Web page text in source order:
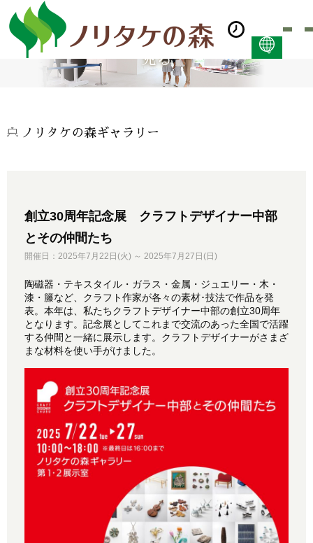
한국어 (PDF:609KB)
見る
ノリタケの森ギャラリー
創立30周年記念展 クラフトデザイナー中部
とその仲間たち
開催日：2025年7月22日(火) ～ 2025年7月27日(日)
陶磁器・テキスタイル・ガラス・金属・ジュエリー・木・
漆・籐など、クラフト作家が各々の素材･技法で作品を発
表。本年は、私たちクラフトデザイナー中部の創立30周年
となります。記念展としてこれまで交流のあった全国で活躍
する仲間と一緒に展示します。クラフトデザイナーがさまざ
まな材料を使い手がけました。